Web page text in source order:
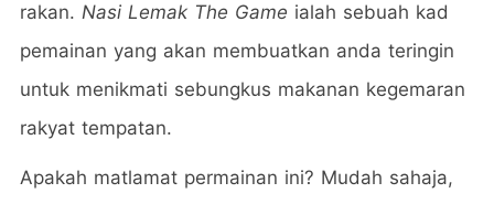
rakan. Nasi Lemak The Game ialah sebuah kad
pemainan yang akan membuatkan anda teringin
untuk menikmati sebungkus makanan kegemaran
rakyat tempatan.
Apakah matlamat permainan ini? Mudah sahaja,